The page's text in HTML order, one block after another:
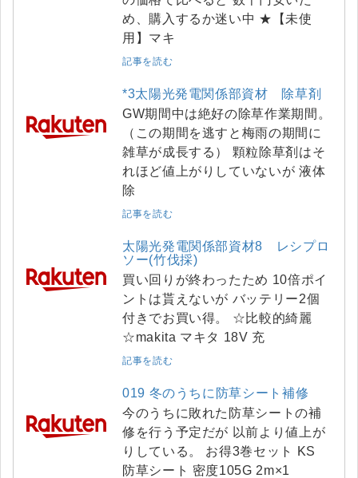
め、購入するか迷い中 ★【未使
用】マキ
記事を読む
*3太陽光発電関係部資材 除草剤
GW期間中は絶好の除草作業期間。
（この期間を逃すと梅雨の期間に
雑草が成長する） 顆粒除草剤はそ
れほど値上がりしていないが 液体
除
記事を読む
太陽光発電関係部資材8 レシプロ
ソー(竹伐採)
買い回りが終わったため 10倍ポイ
ントは貰えないが バッテリー2個
付きでお買い得。 ☆比較的綺麗
☆makita マキタ 18V 充
記事を読む
019 冬のうちに防草シート補修
今のうちに敗れた防草シートの補
修を行う予定だが 以前より値上が
りしている。 お得3巻セット KS
防草シート 密度105G 2m×1